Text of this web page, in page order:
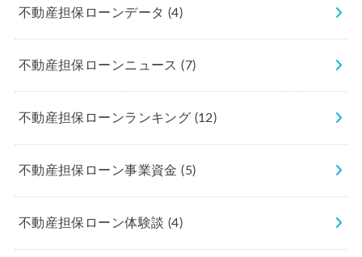
不動産担保ローンデータ (4)
不動産担保ローンニュース(7)
不動産担保ローンランキング (12)
不動産担保ローン事業資金(5)
不動産担保ローン体験談 (4)